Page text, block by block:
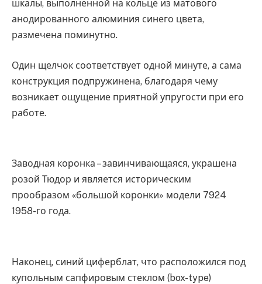
шкалы, выполненной на кольце из матового
анодированного алюминия синего цвета,
размечена поминутно.
Один щелчок соответствует одной минуте, а сама
конструкция подпружинена, благодаря чему
возникает ощущение приятной упругости при его
работе.
Заводная коронка – завинчивающаяся, украшена
розой Тюдор и является историческим
прообразом «большой коронки» модели 7924
1958-го года.
Наконец, синий циферблат, что расположился под
купольным сапфировым стеклом (box-type)